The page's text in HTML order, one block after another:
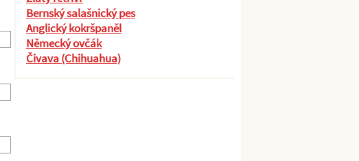
Bernský salašnický pes
Anglický kokršpaněl
Německý ovčák
Čivava (Chihuahua)